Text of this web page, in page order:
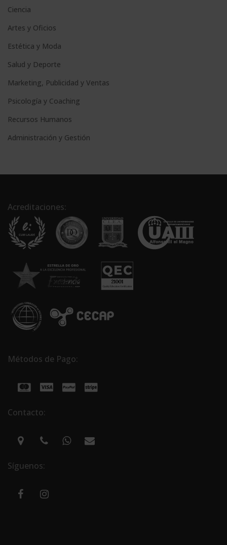
Ciencia
Artes y Oficios
Estética y Moda
Salud y Deporte
Marketing, Publicidad y Ventas
Psicología y Coaching
Recursos Humanos
Administración y Gestión
Acreditaciones:
Métodos de Pago:
Contacto:
Síguenos: